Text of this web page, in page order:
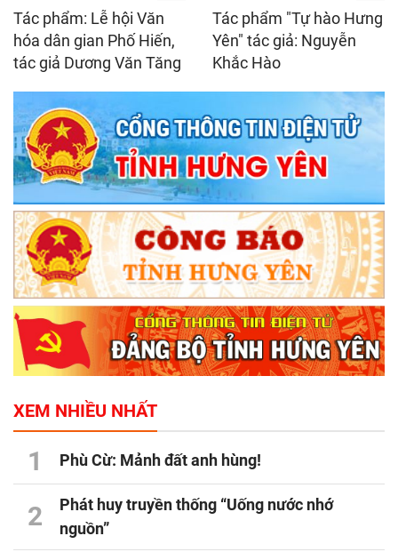
Tác phẩm: Lễ hội Văn
hóa dân gian Phố Hiến,
tác giả Dương Văn Tăng
Tác phẩm "Tự hào Hưng
Yên" tác giả: Nguyễn
Khắc Hào
XEM NHIỀU NHẤT
1 Phù Cừ: Mảnh đất anh hùng!
2
Phát huy truyền thống “Uống nước nhớ
nguồn”